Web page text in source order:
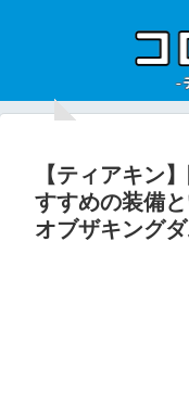
【ティアキン
すすめの装備
オブザキングダ